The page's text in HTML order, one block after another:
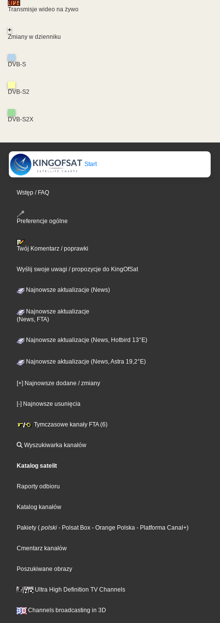
Transmisje wideo na żywo
+
Zmiany w dzienniku
DVB-S
DVB-S2
DVB-S2X
Start
Wstęp / FAQ
Preferencje ogólne
Twój Komentarz / poprawki
Wyślij swoje uwagi / propozycje do KingOfSat
Najnowsze aktualizacje (News)
Najnowsze aktualizacje
(News, FTA)
Najnowsze aktualizacje (News, Hotbird 13°E)
Najnowsze aktualizacje (News, Astra 19,2°E)
[+] Najnowsze dodane / zmiany
[-] Najnowsze usunięcia
Tymczasowe kanały FTA (6)
Wyszukiwarka kanałów
Katalog satelit
Raporty odbioru
Katalog kanałów
Pakiety ( polski - Polsat Box - Orange Polska - Platforma Canal+)
Cmentarz kanałów
Poszukiwane obrazy
Ultra High Definition TV Channels
Channels broadcasting in 3D